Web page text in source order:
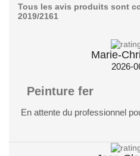
Tous les avis produits sont
2019/2161
Marie-
2026-
Peinture fer
En attente du professionnel